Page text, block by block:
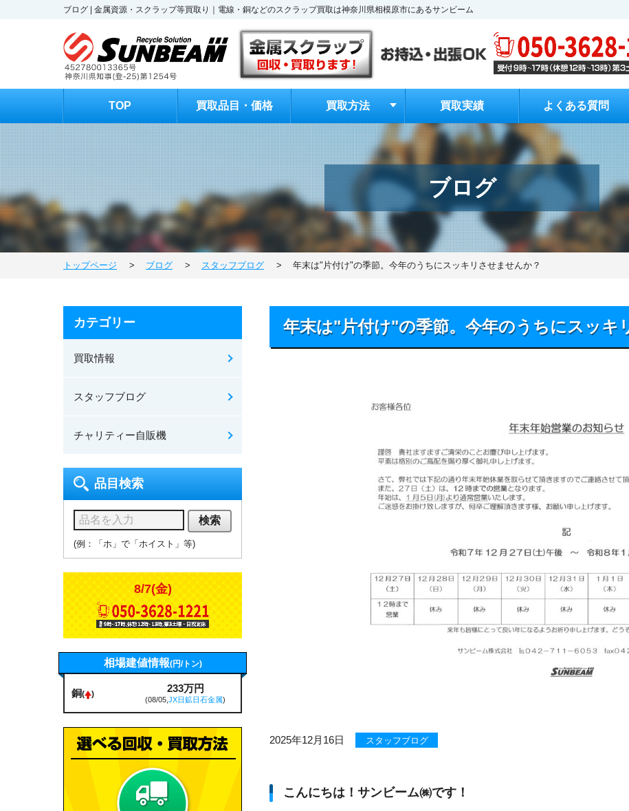
ブログ | 金属資源・スクラップ等買取り｜電線・銅などのスクラップ買取は神奈川県相模原市にあるサンビーム
TOP 買取品目・価格 買取方法 買取実績 よくある質問
ブログ
トップページ > ブログ > スタッフブログ > 年末は"片付け"の季節。今年のうちにスッキリさせませんか？
年末は"片付け"の季節。今年のうちにスッキ
2025年12月16日 スタッフブログ
こんにちは！サンビーム㈱です！
カテゴリー
買取情報
スタッフブログ
チャリティー自販機
品目検索
検索
(例：「ホ」で「ホイスト」等)
8/7(金)
相場建値情報(円/トン)
銅( ) 233万円
(08/05, JX日鉱日石金属)